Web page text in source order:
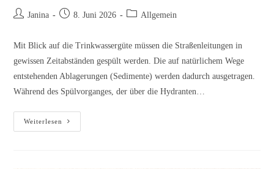
Beitrags-
Janina
Beitrag8. Juni 2026
Beitrags-
Allgemein
Mit Blick auf die Trinkwassergüte müssen die Straßenleitungen in
gewissen Zeitabständen gespült werden. Die auf natürlichem Wege
entstehenden Ablagerungen (Sedimente) werden dadurch ausgetragen.
Während des Spülvorganges, der über die Hydranten…
Weiterlesen